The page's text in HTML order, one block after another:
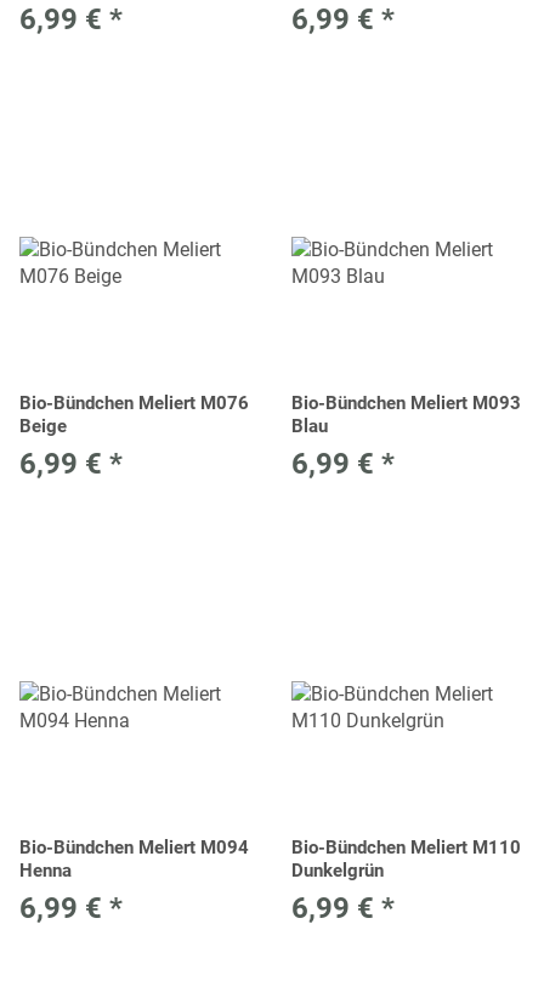
6,99 € * 6,99 € *
Bio-Bündchen Meliert M076
Beige
6,99 € *
Bio-Bündchen Meliert M093
Blau
6,99 € *
Bio-Bündchen Meliert M094
Henna
6,99 € *
Bio-Bündchen Meliert M110
Dunkelgrün
6,99 € *